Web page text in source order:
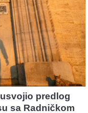
predlog
sa Radničkom